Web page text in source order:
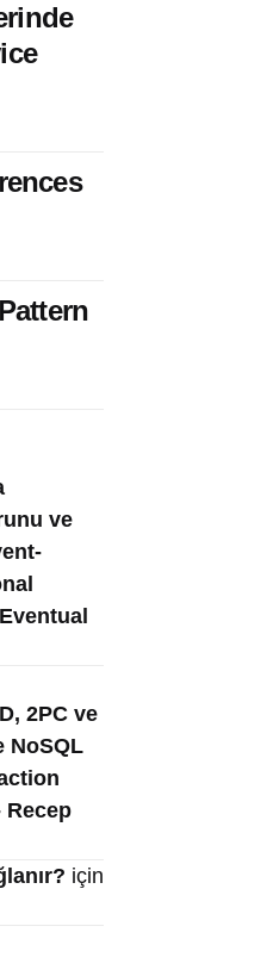
ve
2PC ve
NoSQL
Recep
için